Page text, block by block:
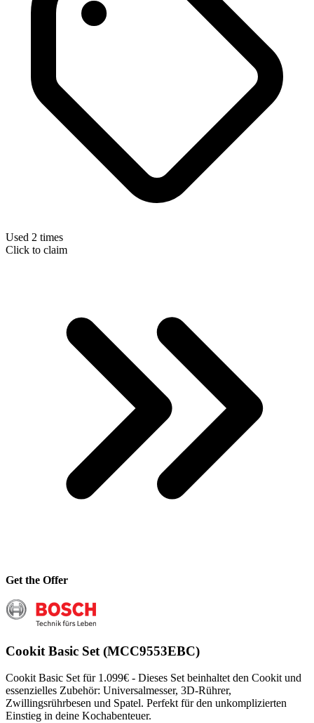
Used 2 times
Click to claim
Get the Offer
Cookit Basic Set (MCC9553EBC)
Cookit Basic Set für 1.099€ - Dieses Set beinhaltet den Cookit und
essenzielles Zubehör: Universalmesser, 3D-Rührer,
Zwillingsrührbesen und Spatel. Perfekt für den unkomplizierten
Einstieg in deine Kochabenteuer.